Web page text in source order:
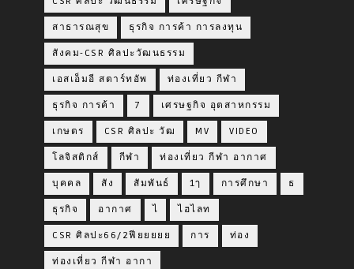
สาธารณสุข ธุรกิจ การค้า การลงทุน
สังคม-CSR ศิลปะวัฒนธรรม
เอสเอ็มอี สตาร์ทอัพ ท่องเที่ยว กีฬา
ธุรกิจ การค้า 7 เศรษฐกิจ อุตสาหกรรม
เกษตร CSR ศิลปะ วัฒ MV VIDEO
โลจิสติกส์ กีฬา ท่องเที่ยว กีฬา อากาศ
บุคคล สัง สัมพันธ์ 1ๅ การศึกษา ธ
ธุรกิจ อากาศ ไ ไฮไลท
CSR ศิลปะ66/2ฟียยยยย การ ท่อง
ท่องเที่ยว กีฬา อากา